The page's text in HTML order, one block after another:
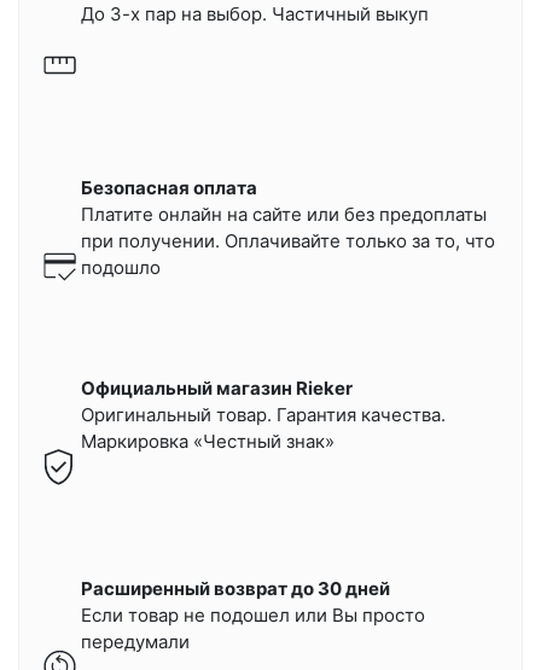
До 3-х пар на выбор. Частичный выкуп
Безопасная оплата
Платите онлайн на сайте или без предоплаты
при получении. Оплачивайте только за то, что
подошло
Официальный магазин Rieker
Оригинальный товар. Гарантия качества.
Маркировка «Честный знак»
Расширенный возврат до 30 дней
Если товар не подошел или Вы просто
передумали